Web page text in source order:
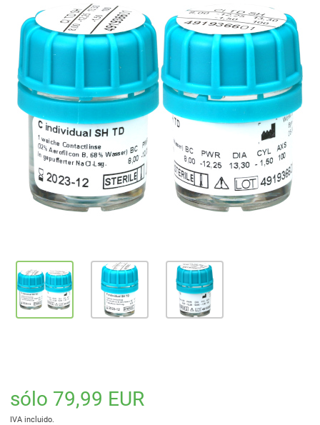
sólo 79,99 EUR
IVA incluido.